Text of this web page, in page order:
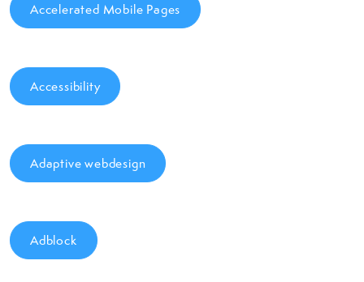
Accelerated Mobile Pages
Accessibility
Adaptive webdesign
Adblock